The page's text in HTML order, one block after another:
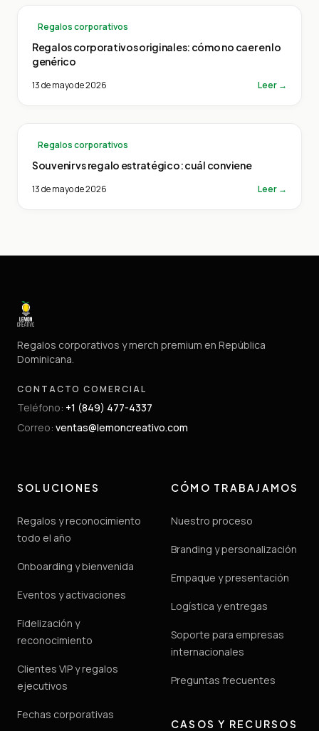
Regalos corporativos
Regalos corporativos originales: cómo no caer en lo
genérico
13 de mayo de 2026 Leer →
Regalos corporativos
Souvenir vs regalo estratégico: cuál conviene
13 de mayo de 2026 Leer →
Regalos corporativos y merch premium en República
Dominicana.
CONTACTO COMERCIAL
Teléfono: +1 (849) 477-4337
Correo: ventas@lemoncreativo.com
SOLUCIONES
Regalos y reconocimiento
todo el año
Onboarding y bienvenida
Eventos y activaciones
Fidelización y
reconocimiento
Clientes VIP y regalos
ejecutivos
Fechas corporativas
CÓMO TRABAJAMOS
Nuestro proceso
Branding y personalización
Empaque y presentación
Logística y entregas
Soporte para empresas
internacionales
Preguntas frecuentes
CASOS Y RECURSOS